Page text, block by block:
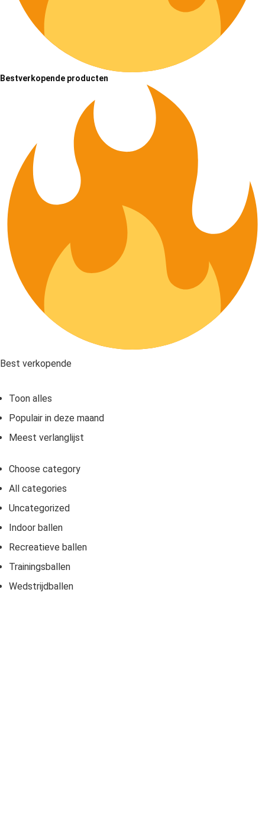
Bestverkopende producten
Best verkopende
Toon alles
Populair in deze maand
Meest verlanglijst
Choose category
All categories
Uncategorized
Indoor ballen
Recreatieve ballen
Trainingsballen
Wedstrijdballen